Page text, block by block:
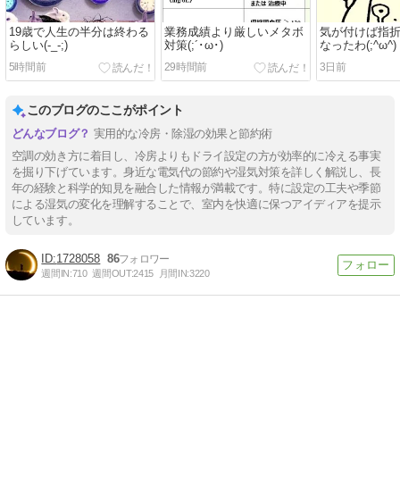
19歳で人生の半分は終わる
らしい(-_-;)
5時間前
業務成績より厳しいメタボ
対策(;´･ω･)
29時間前
気が付けば指
なったわ(;^ω^)
3日前
このブログのここがポイント
実用的な冷房・除湿の効果と節約術
空調の効き方に着目し、冷房よりもドライ設定の方が効率的に冷える事実
を掘り下げています。身近な電気代の節約や湿気対策を詳しく解説し、長
年の経験と科学的知見を融合した情報が満載です。特に設定の工夫や季節
による湿気の変化を理解することで、室内を快適に保つアイディアを提示
しています。
1728058 86
週間IN:710 週間OUT:2415 月間IN:3220